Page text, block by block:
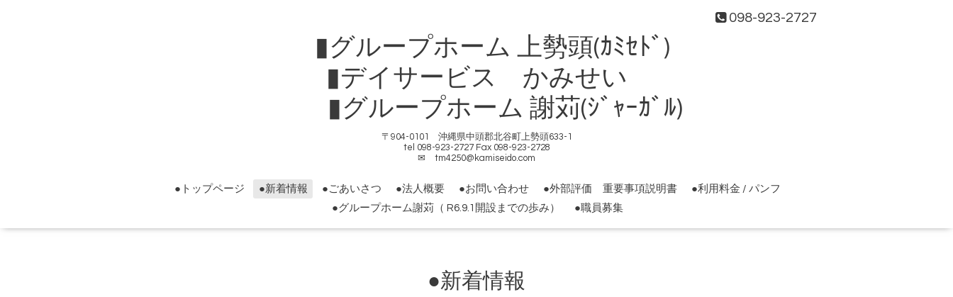
098-923-2727
▮グループホーム 上勢頭(ｶﾐｾﾄﾞ)
▮デイサービス かみせい
▮グループホーム 謝苅(ｼﾞｬｰｶﾞﾙ)
〒904-0101 沖縄県中頭郡北谷町上勢頭633-1
tel 098-923-2727 Fax 098-923-2728
✉ tm4250@kamiseido.com
●トップページ ●新着情報 ●ごあいさつ ●法人概要 ●お問い合わせ ●外部評価 重要事項説明書
●利用料金 / パンフ
●グループホーム謝苅（ R6.9.1開設までの歩み）
●職員募集
●新着情報